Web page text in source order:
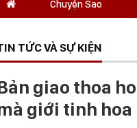
Chuyện Sao
TỨC VÀ SỰ KIỆN
giao thoa
giới tinh hoa